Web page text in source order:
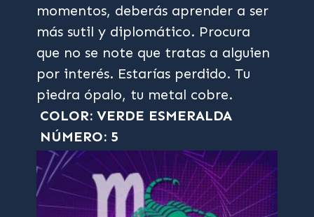
momentos, deberás aprender a ser
más sutil y diplomático. Procura
que no se note que tratas a alguien
por interés. Estarías perdido. Tu
piedra ópalo, tu metal cobre.
COLOR: VERDE ESMERALDA
NÚMERO: 5